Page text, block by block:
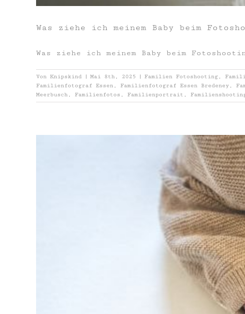
Was ziehe ich meinem Baby beim
Was ziehe ich meinem Baby beim
Von Knipskind | Mai 8th, 2025 | Familien Fotoshooting ,
Familienfotograf Essen , Familienfotograf Essen Bredeney ,
Meerbusch , Familienfotos , Familienportrait ,